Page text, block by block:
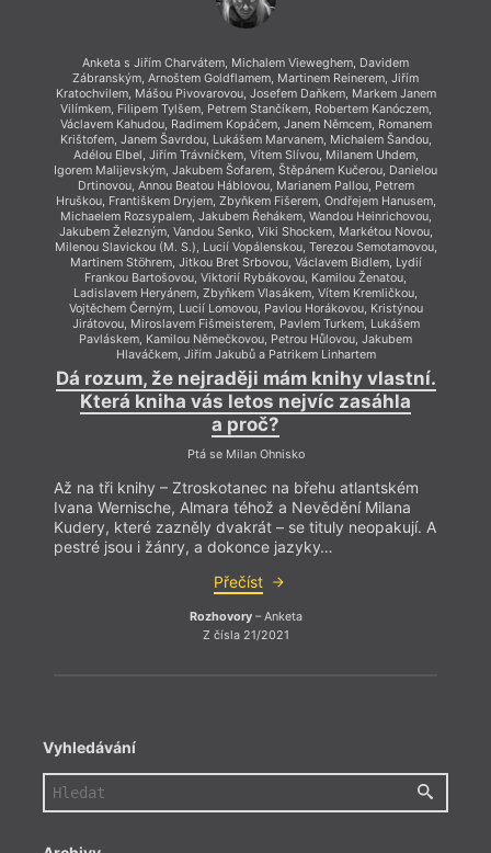
Anketa s Jiřím Charvátem, Michalem Vieweghem, Davidem
Zábranským, Arnoštem Goldflamem, Martinem Reinerem, Jiřím
Kratochvilem, Mášou Pivovarovou, Josefem Daňkem, Markem Janem
Vilímkem, Filipem Tylšem, Petrem Stančíkem, Robertem Kanóczem,
Václavem Kahudou, Radimem Kopáčem, Janem Němcem, Romanem
Krištofem, Janem Šavrdou, Lukášem Marvanem, Michalem Šandou,
Adélou Elbel, Jiřím Trávníčkem, Vítem Slívou, Milanem Uhdem,
Igorem Malijevským, Jakubem Šofarem, Štěpánem Kučerou, Danielou
Drtinovou, Annou Beatou Háblovou, Marianem Pallou, Petrem
Hruškou, Františkem Dryjem, Zbyňkem Fišerem, Ondřejem Hanusem,
Michaelem Rozsypalem, Jakubem Řehákem, Wandou Heinrichovou,
Jakubem Železným, Vandou Senko, Viki Shockem, Markétou Novou,
Milenou Slavickou (M. S.), Lucií Vopálenskou, Terezou Semotamovou,
Martinem Stöhrem, Jitkou Bret Srbovou, Václavem Bidlem, Lydií
Frankou Bartošovou, Viktorií Rybákovou, Kamilou Ženatou,
Ladislavem Heryánem, Zbyňkem Vlasákem, Vítem Kremličkou,
Vojtěchem Černým, Lucií Lomovou, Pavlou Horákovou, Kristýnou
Jirátovou, Miroslavem Fišmeisterem, Pavlem Turkem, Lukášem
Pavláskem, Kamilou Němečkovou, Petrou Hůlovou, Jakubem
Hlaváčkem, Jiřím Jakubů a Patrikem Linhartem
Dá rozum, že nejraději mám knihy vlastní.
Která kniha vás letos nejvíc zasáhla
a proč?
Ptá se Milan Ohnisko
Až na tři knihy – Ztroskotanec na břehu atlantském
Ivana Wernische, Almara téhož a Nevědění Milana
Kudery, které zazněly dvakrát – se tituly neopakují. A
pestré jsou i žánry, a dokonce jazyky…
Přečíst
Rozhovory– Anketa
Z čísla 21/2021
Vyhledávání